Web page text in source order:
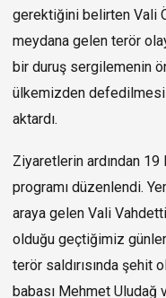
gerektiğini belirten Vali
meydana gelen terör
bir duruş sergilemenin
ülkemizden defedilmesi
aktardı.
Ziyaretlerin ardından 19
programı düzenlendi.
araya gelen Vali
olduğu geçtiğimiz
terör saldırısında şehit
babası Mehmet